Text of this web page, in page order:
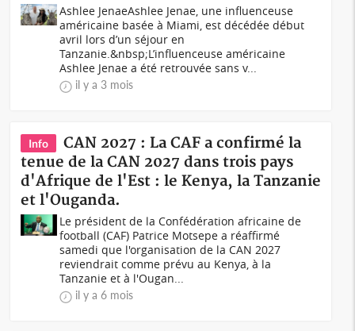
Ashlee JenaeAshlee Jenae, une influenceuse
américaine basée à Miami, est décédée début
avril lors d’un séjour en
Tanzanie.&nbsp;L’influenceuse américaine
Ashlee Jenae a été retrouvée sans v...
il y a 3 mois
Info
CAN 2027 : La CAF a confirmé la
tenue de la CAN 2027 dans trois pays
d'Afrique de l'Est : le Kenya, la Tanzanie
et l'Ouganda.
Le président de la Confédération africaine de
football (CAF) Patrice Motsepe a réaffirmé
samedi que l'organisation de la CAN 2027
reviendrait comme prévu au Kenya, à la
Tanzanie et à l'Ougan...
il y a 6 mois